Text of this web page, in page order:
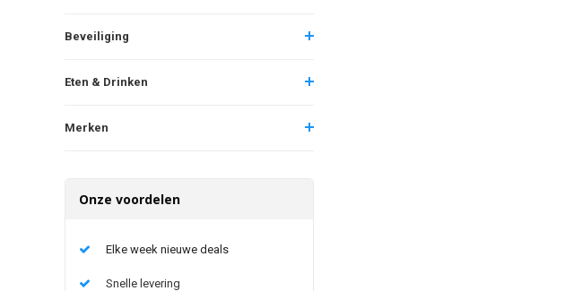
Beveiliging
Eten & Drinken
Merken
Onze voordelen
Elke week nieuwe deals
Snelle levering